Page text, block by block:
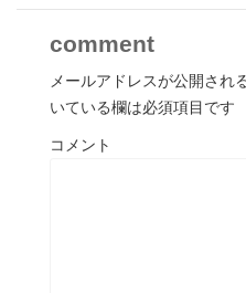
comment
メールアドレスが公開され
いている欄は必須項目です
コメント